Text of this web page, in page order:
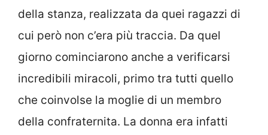
della stanza, realizzata da quei ragazzi di
cui però non c’era più traccia. Da quel
giorno cominciarono anche a verificarsi
incredibili miracoli, primo tra tutti quello
che coinvolse la moglie di un membro
della confraternita. La donna era infatti